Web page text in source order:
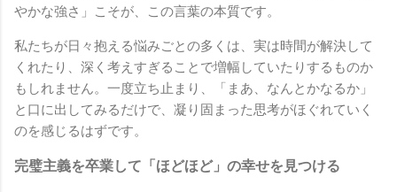
やかな強さ」こそが、この言葉の本質です。
私たちが日々抱える悩みごとの多くは、実は時間が解決して
くれたり、深く考えすぎることで増幅していたりするものか
もしれません。一度立ち止まり、「まあ、なんとかなるか」
と口に出してみるだけで、凝り固まった思考がほぐれていく
のを感じるはずです。
完璧主義を卒業して「ほどほど」の幸せを見つける